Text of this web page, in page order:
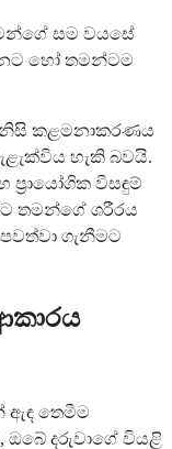
සම වයසේ
හෝ තමන්ටම
නිසි කළමනාකරණය
හැකි බවයි.
ප්‍රායෝගික විසඳුම්
තමන්ගේ ශරීරය
ගැනීමට
ඇඳ තෙමීම
දරුවාගේ වියළි